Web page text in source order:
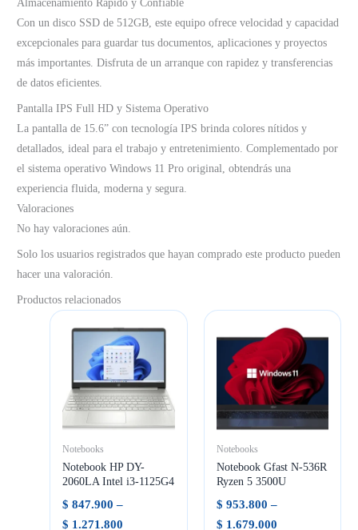
Almacenamiento Rápido y Confiable
Con un disco SSD de 512GB, este equipo ofrece velocidad y capacidad
excepcionales para guardar tus documentos, aplicaciones y proyectos
más importantes. Disfruta de un arranque con rapidez y transferencias
de datos eficientes.
Pantalla IPS Full HD y Sistema Operativo
La pantalla de 15.6” con tecnología IPS brinda colores nítidos y
detallados, ideal para el trabajo y entretenimiento. Complementado por
el sistema operativo Windows 11 Pro original, obtendrás una
experiencia fluida, moderna y segura.
Valoraciones
No hay valoraciones aún.
Solo los usuarios registrados que hayan comprado este producto pueden
hacer una valoración.
Productos relacionados
Notebooks
Notebook HP DY-
2060LA Intel i3-1125G4
$ 847.900 –
$ 1.271.800
Notebooks
Notebook Gfast N-536R
Ryzen 5 3500U
$ 953.800 –
$ 1.679.000Rango